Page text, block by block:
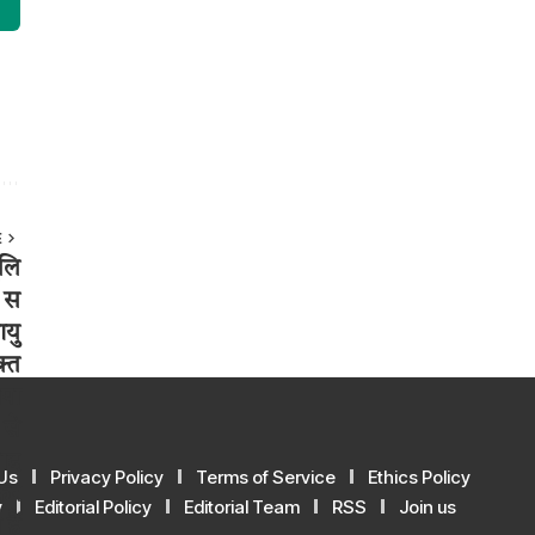
Privacy Policy Terms of Service
Ethics Policy
Editorial Policy Editorial Team RSS Join us